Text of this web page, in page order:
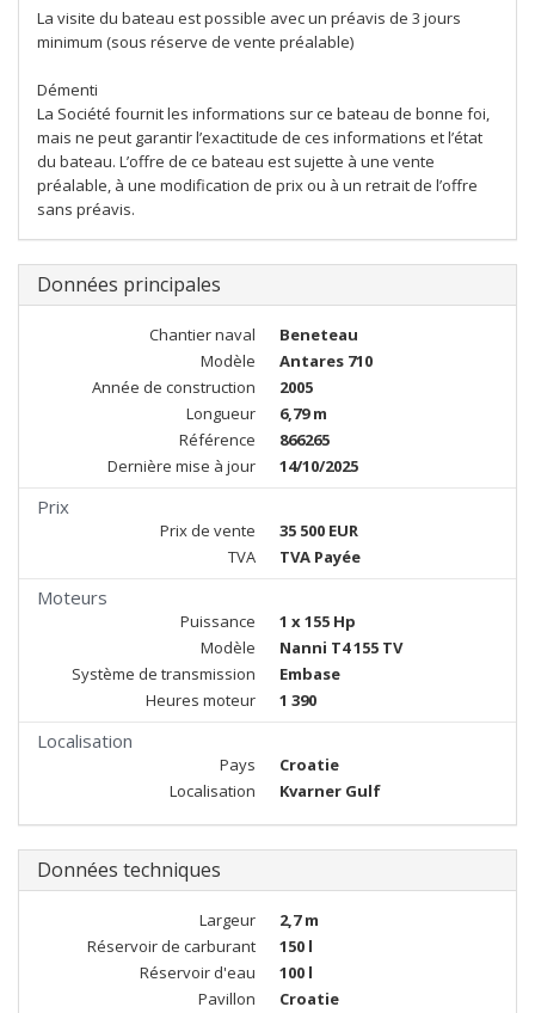
La visite du bateau est possible avec un préavis de 3 jours
minimum (sous réserve de vente préalable)
Démenti
La Société fournit les informations sur ce bateau de bonne foi,
mais ne peut garantir l’exactitude de ces informations et l’état
du bateau. L’offre de ce bateau est sujette à une vente
préalable, à une modification de prix ou à un retrait de l’offre
sans préavis.
Données principales
Chantier naval
Beneteau
Modèle
Antares 710
Année de construction
2005
Longueur
6,79 m
Référence
866265
Dernière mise à jour
14/10/2025
Prix
Prix de vente
35 500 EUR
TVA
TVA Payée
Moteurs
Puissance
1 x 155 Hp
Modèle
Nanni T4 155 TV
Système de transmission
Embase
Heures moteur
1 390
Localisation
Pays
Croatie
Localisation
Kvarner Gulf
Données techniques
Largeur
2,7 m
Réservoir de carburant
150 l
Réservoir d'eau
100 l
Pavillon
Croatie